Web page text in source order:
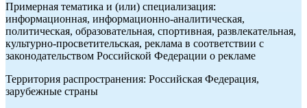
Примерная тематика и (или) специализация:
информационная, информационно-аналитическая,
политическая, образовательная, спортивная, развлекательная,
культурно-просветительская, реклама в соответствии с
законодательством Российской Федерации о рекламе
Территория распространения: Российская Федерация,
зарубежные страны